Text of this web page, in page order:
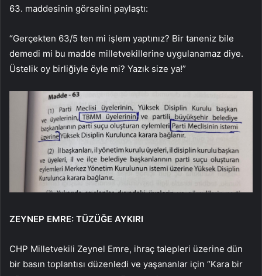
63. maddesinin görselini paylaştı:
“Gerçekten 63/5 ten mi işlem yaptınız? Bir taneniz bile
demedi mi bu madde milletvekillerine uygulanamaz diye.
Üstelik oy birliğiyle öyle mi? Yazık size ya!”
ZEYNEP EMRE: TÜZÜĞE AYKIRI
CHP Milletvekili Zeynel Emre, ihraç talepleri üzerine dün
bir basın toplantısı düzenledi ve yaşananlar için “Kara bir